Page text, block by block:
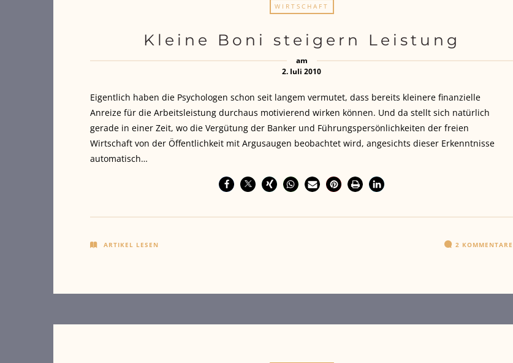
WIRTSCHAFT
Kleine Boni steigern Leistung
am
2. Juli 2010
Eigentlich haben die Psychologen schon seit langem vermutet, dass bereits kleinere finanzielle
Anreize für die Arbeitsleistung durchaus motivierend wirken können. Und da stellt sich natürlich
gerade in einer Zeit, wo die Vergütung der Banker und Führungspersönlichkeiten der freien
Wirtschaft von der Öffentlichkeit mit Argusaugen beobachtet wird, angesichts dieser Erkenntnisse
automatisch…
ARTIKEL LESEN 2 KOMMENTARE